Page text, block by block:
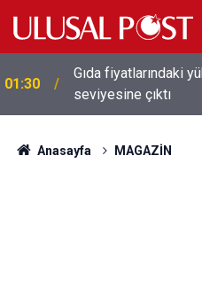
01:30
Gıda fiyatlarındaki
seviyesine çıktı
Anasayfa MAGAZİN